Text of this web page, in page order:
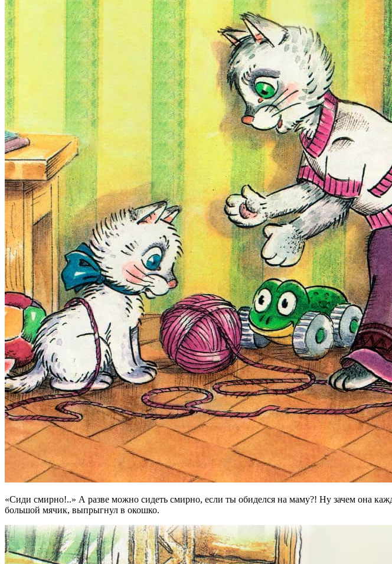
«Сиди смирно!..» А разве можно сидеть смирно, если ты обиделся на маму?! Ну зачем она
большой мячик, выпрыгнул в окошко.